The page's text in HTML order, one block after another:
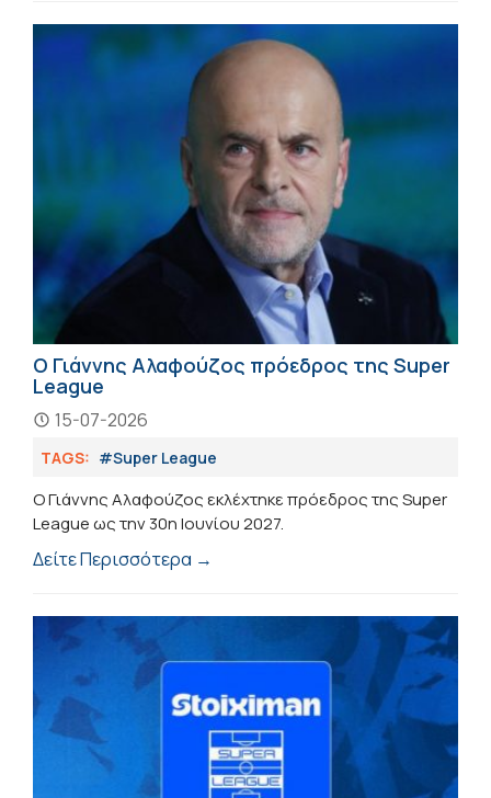
Ο Γιάννης Αλαφούζος πρόεδρος της Super
League
15-07-2026
TAGS: #Super League
Ο Γιάννης Αλαφούζος εκλέχτηκε πρόεδρος της Super
League ως την 30η Ιουνίου 2027.
Δείτε Περισσότερα →